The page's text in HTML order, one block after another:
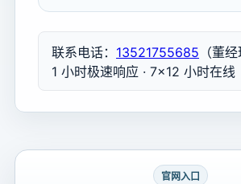
联系电话： 13521755685 （董
1 小时极速响应 · 7×12 小时在线
官网入口